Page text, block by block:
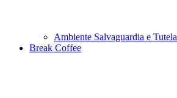
Ambiente Salvaguardia e Tutela
Break Coffee